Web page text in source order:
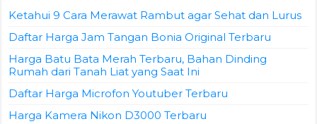
Ketahui 9 Cara Merawat Rambut agar Sehat dan Lurus
Daftar Harga Jam Tangan Bonia Original Terbaru
Harga Batu Bata Merah Terbaru, Bahan Dinding
Rumah dari Tanah Liat yang Saat Ini
Daftar Harga Microfon Youtuber Terbaru
Harga Kamera Nikon D3000 Terbaru